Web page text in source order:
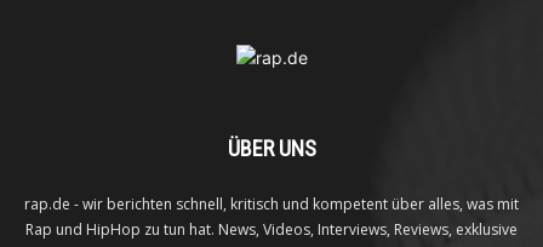
ÜBER UNS
rap.de - wir berichten schnell, kritisch und kompetent über alles, was mit
Rap und HipHop zu tun hat. News, Videos, Interviews, Reviews, exklusive